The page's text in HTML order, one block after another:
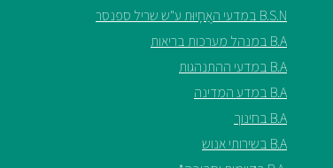
B.S.N במדעי האֲחָיוּת ע"ש שריל ספנסר
B.A במנהל מערכות בריאות
B.A במדעי ההתנהגות
B.A במדע המדינה
B.A בחינוך
B.A בשירותי אנוש